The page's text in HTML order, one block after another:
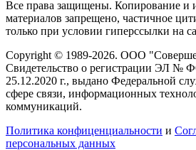
Все права защищены. Копирование и
материалов запрещено, частичное
только при условии гиперссылки на
Copyright © 1989-2026. ООО
Свидетельство о регистрации ЭЛ №
25.12.2020 г., выдано Федеральной
сфере связи, информационных
коммуникаций.
Политика конфиценциальности и
персональных данных